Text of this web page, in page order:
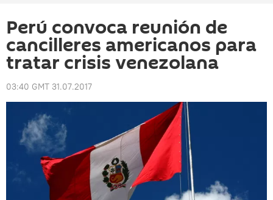
Perú convoca reunión de
cancilleres americanos para
tratar crisis venezolana
03:40 GMT 31.07.2017